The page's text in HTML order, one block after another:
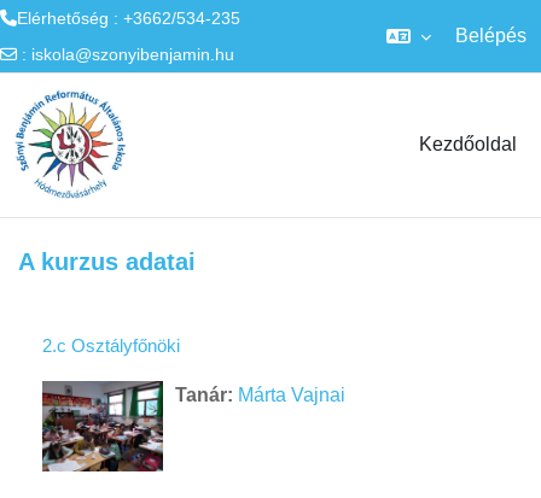
Elérhetőség : +3662/534-235
: iskola@szonyibenjamin.hu
Belépés
Kezdőoldal
A kurzus adatai
2.c Osztályfőnöki
Tanár: Márta Vajnai